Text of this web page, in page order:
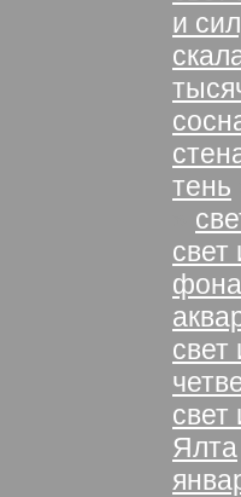
и
тень
Ялта